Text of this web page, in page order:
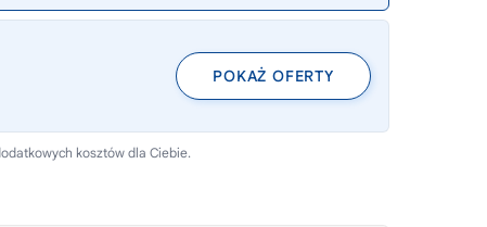
POKAŻ OFERTY
kosztów dla Ciebie.